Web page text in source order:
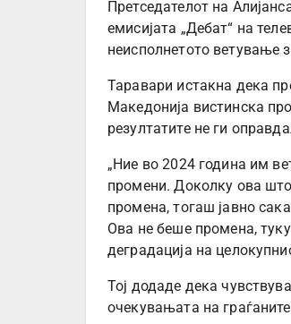
Претседателот на
емисијата „Дебат“ на
неисполнетото ветување
Таравари истакна дека
Македонија вистинска
резултатите не ги
„Ние во 2024 година им
промени. Доколку ова
промена, тогаш јавно
Ова не беше промена,
деградација на
Тој додаде дека
очекувањата на